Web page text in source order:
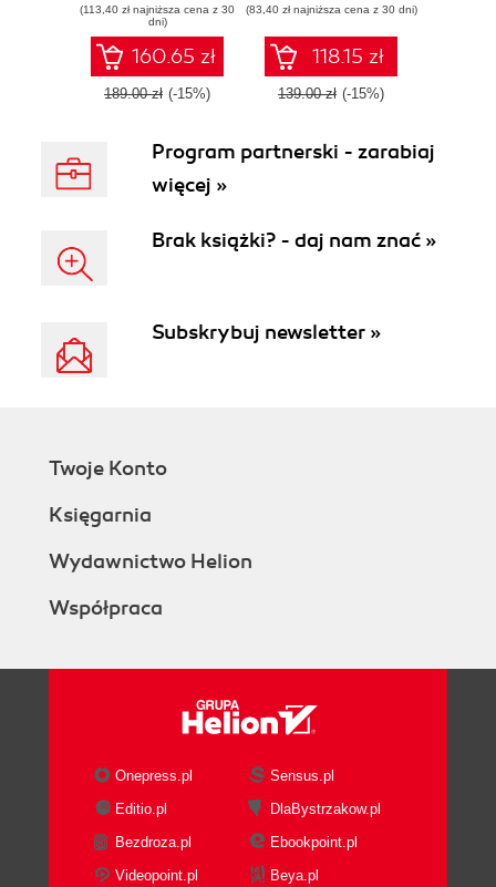
(113,40 zł najniższa cena z 30
dni)
160.65 zł
189.00 zł (-15%)
(83,40 zł najniższa cena z 30 dni)
118.15 zł
139.00 zł (-15%)
Program partnerski - zarabiaj
więcej »
Brak książki? - daj nam znać »
Subskrybuj newsletter »
Twoje Konto
Księgarnia
Wydawnictwo Helion
Współpraca
Onepress.pl
Sensus.pl
Editio.pl
DlaBystrzakow.pl
Bezdroza.pl
Ebookpoint.pl
Videopoint.pl
Beya.pl